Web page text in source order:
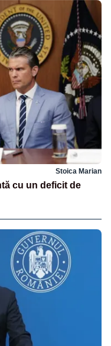
Stoica Marian
cu un deficit de